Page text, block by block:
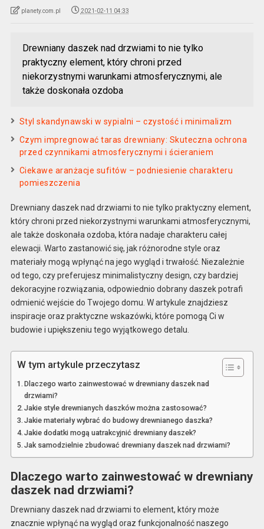
planety.com.pl 2021-02-11 04:33
Drewniany daszek nad drzwiami to nie tylko
praktyczny element, który chroni przed
niekorzystnymi warunkami atmosferycznymi, ale
także doskonała ozdoba
Styl skandynawski w sypialni – czystość i minimalizm
Czym impregnować taras drewniany: Skuteczna ochrona
przed czynnikami atmosferycznymi i ścieraniem
Ciekawe aranżacje sufitów – podniesienie charakteru
pomieszczenia
Drewniany daszek nad drzwiami to nie tylko praktyczny element,
który chroni przed niekorzystnymi warunkami atmosferycznymi,
ale także doskonała ozdoba, która nadaje charakteru całej
elewacji. Warto zastanowić się, jak różnorodne style oraz
materiały mogą wpłynąć na jego wygląd i trwałość. Niezależnie
od tego, czy preferujesz minimalistyczny design, czy bardziej
dekoracyjne rozwiązania, odpowiednio dobrany daszek potrafi
odmienić wejście do Twojego domu. W artykule znajdziesz
inspiracje oraz praktyczne wskazówki, które pomogą Ci w
budowie i upiększeniu tego wyjątkowego detalu.
W tym artykule przeczytasz
Dlaczego warto zainwestować w drewniany daszek nad
drzwiami?
Jakie style drewnianych daszków można zastosować?
Jakie materiały wybrać do budowy drewnianego daszka?
Jakie dodatki mogą uatrakcyjnić drewniany daszek?
Jak samodzielnie zbudować drewniany daszek nad drzwiami?
Dlaczego warto zainwestować w drewniany
daszek nad drzwiami?
Drewniany daszek nad drzwiami to element, który może
znacznie wpłynąć na wygląd oraz funkcjonalność naszego